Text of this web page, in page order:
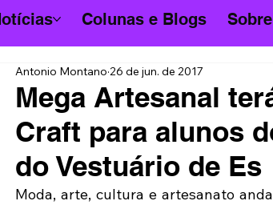
Colunas e Blogs
Mega Artesanal
Craft para alunos
do Vestuário de Es
Antonio Montano 26 de jun. de 2017
Moda, arte, cultura e artesanato